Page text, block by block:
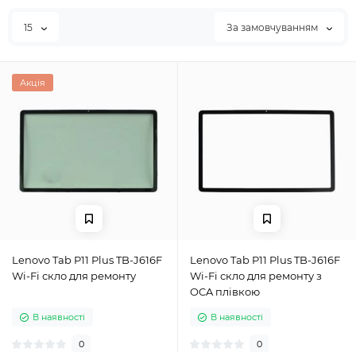
15 За замовчуванням
Акція
Lenovo Tab P11 Plus TB-J616F
Wi-Fi скло для ремонту
В наявності
0
Lenovo Tab P11 Plus TB-J616F
Wi-Fi скло для ремонту з
OCA плівкою
В наявності
0